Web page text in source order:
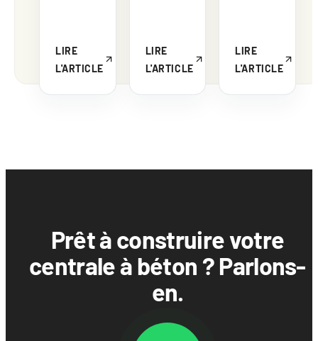
LIRE
L'ARTICLE
LIRE
L'ARTICLE
LIRE
L'ARTICLE
Prêt à construire votre
centrale à béton ? Parlons-
en.